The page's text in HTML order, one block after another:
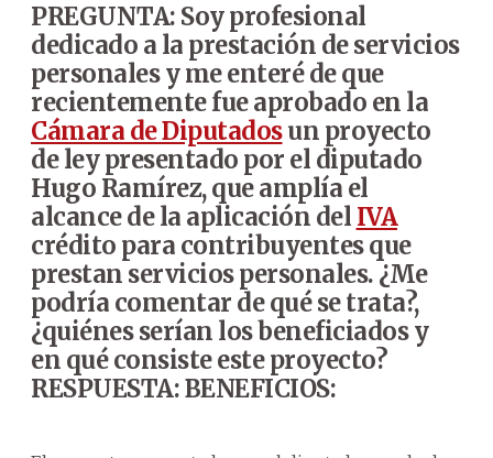
PREGUNTA: Soy profesional
dedicado a la prestación de servicios
personales y me enteré de que
recientemente fue aprobado en la
Cámara de Diputadosun proyecto
de ley presentado por el diputado
Hugo Ramírez, que amplía el
alcance de la aplicación del IVA
crédito para contribuyentes que
prestan servicios personales. ¿Me
podría comentar de qué se trata?,
¿quiénes serían los beneficiados y
en qué consiste este proyecto?
RESPUESTA: BENEFICIOS: